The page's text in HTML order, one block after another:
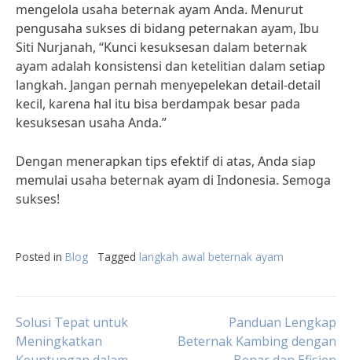
mengelola usaha beternak ayam Anda. Menurut
pengusaha sukses di bidang peternakan ayam, Ibu
Siti Nurjanah, “Kunci kesuksesan dalam beternak
ayam adalah konsistensi dan ketelitian dalam setiap
langkah. Jangan pernah menyepelekan detail-detail
kecil, karena hal itu bisa berdampak besar pada
kesuksesan usaha Anda.”
Dengan menerapkan tips efektif di atas, Anda siap
memulai usaha beternak ayam di Indonesia. Semoga
sukses!
Posted in Blog Tagged langkah awal beternak ayam
Post
Solusi Tepat untuk
Meningkatkan
Panduan Lengkap
Beternak Kambing dengan